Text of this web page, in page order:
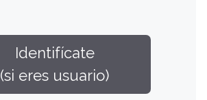
Identifícate
(si eres usuario)